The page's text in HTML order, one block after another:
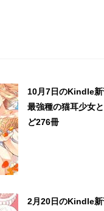
10月7日のKindle新
最強種の猫耳少女
ど276冊
2月20日のKindle